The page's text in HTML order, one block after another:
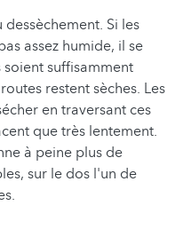
Si les
assez humide, il se
suffisamment
restent sèches. Les
en traversant ces
que très lentement.
à peine plus de
sur le dos l'un de